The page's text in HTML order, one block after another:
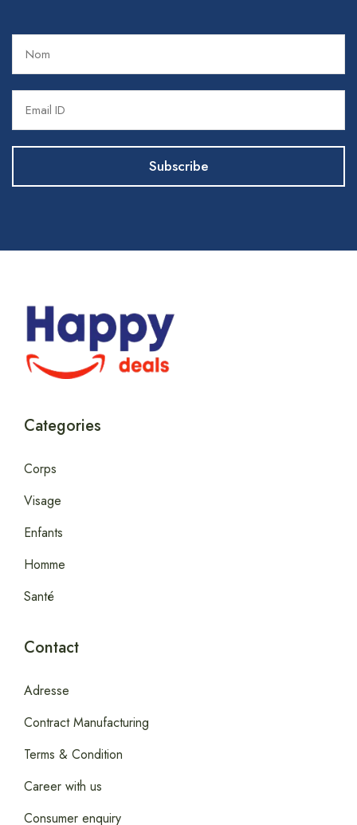
Categories
Corps
Visage
Enfants
Homme
Santé
Contact
Adresse
Contract Manufacturing
Terms & Condition
Career with us
Consumer enquiry